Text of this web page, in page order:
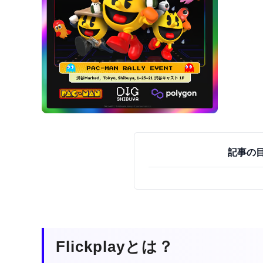
記事の
Flickplayとは？